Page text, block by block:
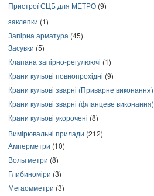
Пристрої СЦБ для МЕТРО (9)
заклепки (1)
Запірна арматура (45)
Засувки (5)
Клапана запірно-регулюючі (1)
Крани кульові повнопрохідні (9)
Крани кульові зварні (Приварне виконання)
Крани кульові зварні (фланцеве виконання)
Крани кульові укорочені (8)
Вимірювальні прилади (212)
Амперметри (10)
Вольтметри (8)
Глибиноміри (3)
Мегаомметри (3)